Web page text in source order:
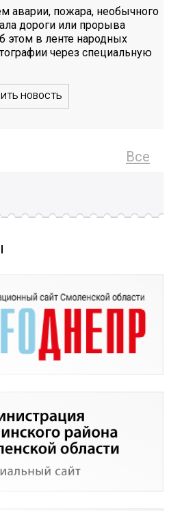
аварии, пожара, необычного
дороги или прорыва
этом в ленте народных
через специальную
НОВОСТЬ
Все